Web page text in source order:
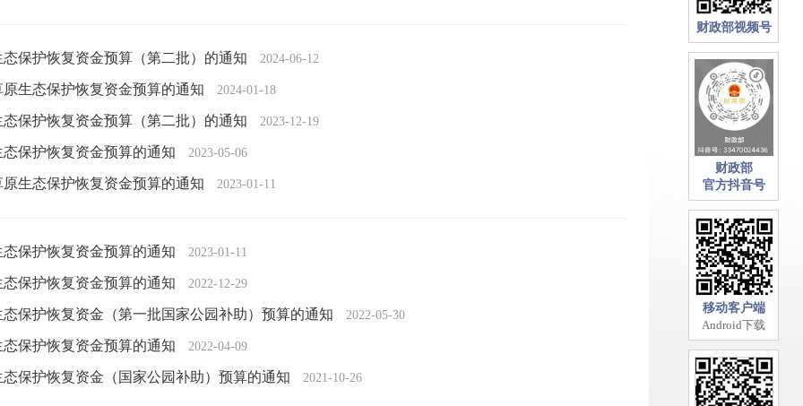
保护恢复资金预算（第二批）的通知 2024-06-12
生态保护恢复资金预算的通知 2024-01-18
保护恢复资金预算（第二批）的通知 2023-12-19
保护恢复资金预算的通知 2023-05-06
生态保护恢复资金预算的通知 2023-01-11
保护恢复资金预算的通知 2023-01-11
保护恢复资金预算的通知 2022-12-29
保护恢复资金（第一批国家公园补助）预算的通知 2022-05-30
保护恢复资金预算的通知 2022-04-09
保护恢复资金（国家公园补助）预算的通知 2021-10-26
财政部视频号
财政部
官方抖音号
移动客户端
Android下载